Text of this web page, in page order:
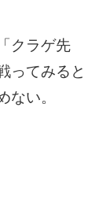
クラゲ先
ってみると
い。